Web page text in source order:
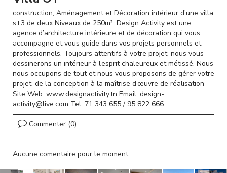
construction, Aménagement et Décoration intérieur d'une villa
s+3 de deux Niveaux de 250m². Design Activity est une
agence d’architecture intérieure et de décoration qui vous
accompagne et vous guide dans vos projets personnels et
professionnels. Toujours attentifs à votre projet, nous vous
dessinerons un intérieur à l’esprit chaleureux et métissé. Nous
nous occupons de tout et nous vous proposons de gérer votre
projet, de la conception à la maîtrise d’œuvre de réalisation
Site Web: www.designactivity.tn Email: design-
activity@live.com Tel: 71 343 655 / 95 822 666
Commenter (0)
Aucune comentaire pour le moment